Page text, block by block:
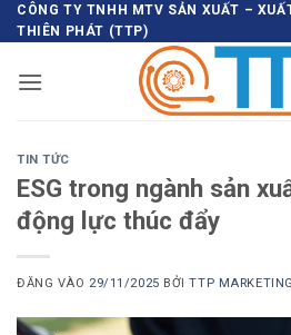
Bỏ
qua
dung
CÔNG TY TNHH MTV SẢN XUẤT –
THIÊN PHÁT (TTP)
TIN TỨC
ESG trong ngành sản
động lực thúc đẩy
ĐĂNG VÀO 29/11/2025 BỞITTP MARKETING